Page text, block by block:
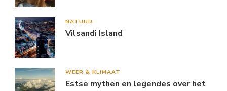
NATUUR
Vilsandi Island
WEER & KLIMAAT
Estse mythen en legendes over het